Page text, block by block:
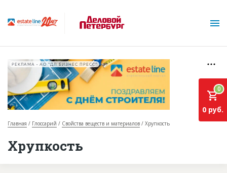
О проекте
РЕКЛАМА • АО "ДП БИЗНЕС ПРЕСС"
Главная Глоссарий Свойства веществ и материалов Хрупкость
Хрупкость
0
0 руб.